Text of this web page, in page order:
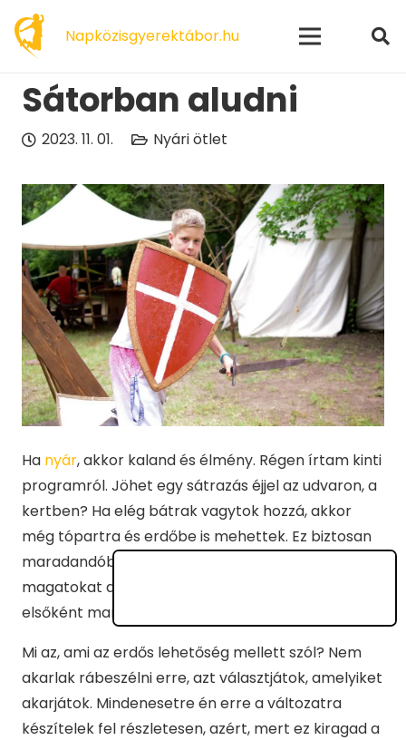
Napközisgyerektábor.hu
Sátorban aludni
2023. 11. 01. Nyári ötlet
Ha nyár, akkor kaland és élmény. Régen írtam kinti
programról. Jöhet egy sátrazás éjjel az udvaron, a
kertben? Ha elég bátrak vagytok hozzá, akkor
még tópartra és erdőbe is mehettek. Ez biztosan
maradandóbb élményt nyújt, de ha nem érzitek
magatokat a természet gyermekeinek, akkor
elsőként maradjatok az udvarban vagy a kertben.
Mi az, ami az erdős lehetőség mellett szól? Nem
akarlak rábeszélni erre, azt választjátok, amelyiket
akarjátok. Mindenesetre én erre a változatra
készítelek fel részletesen, azért, mert ez kiragad a